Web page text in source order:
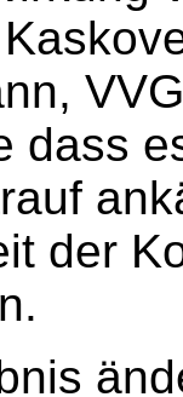
dass
der